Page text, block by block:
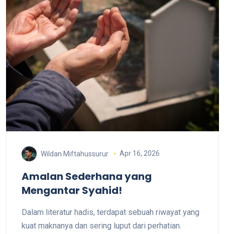
Wildan Miftahussurur Apr 16, 2026
Amalan Sederhana yang
Mengantar Syahid!
Dalam literatur hadis, terdapat sebuah riwayat yang
kuat maknanya dan sering luput dari perhatian.